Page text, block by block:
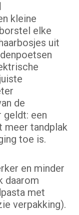
kleine
elke
uit
de
geldt: een
meer tandplak
toe is.
en minder
daarom
met
verpakking).